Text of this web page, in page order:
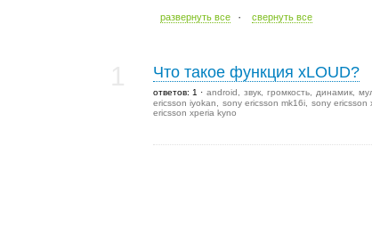
развернуть все · cвернуть все
Что такое функция xLOUD?
ответов: 1 android звук громкость динамик
ericsson iyokan
sony ericsson mk16i sony ericsson
ericsson xperia kyno